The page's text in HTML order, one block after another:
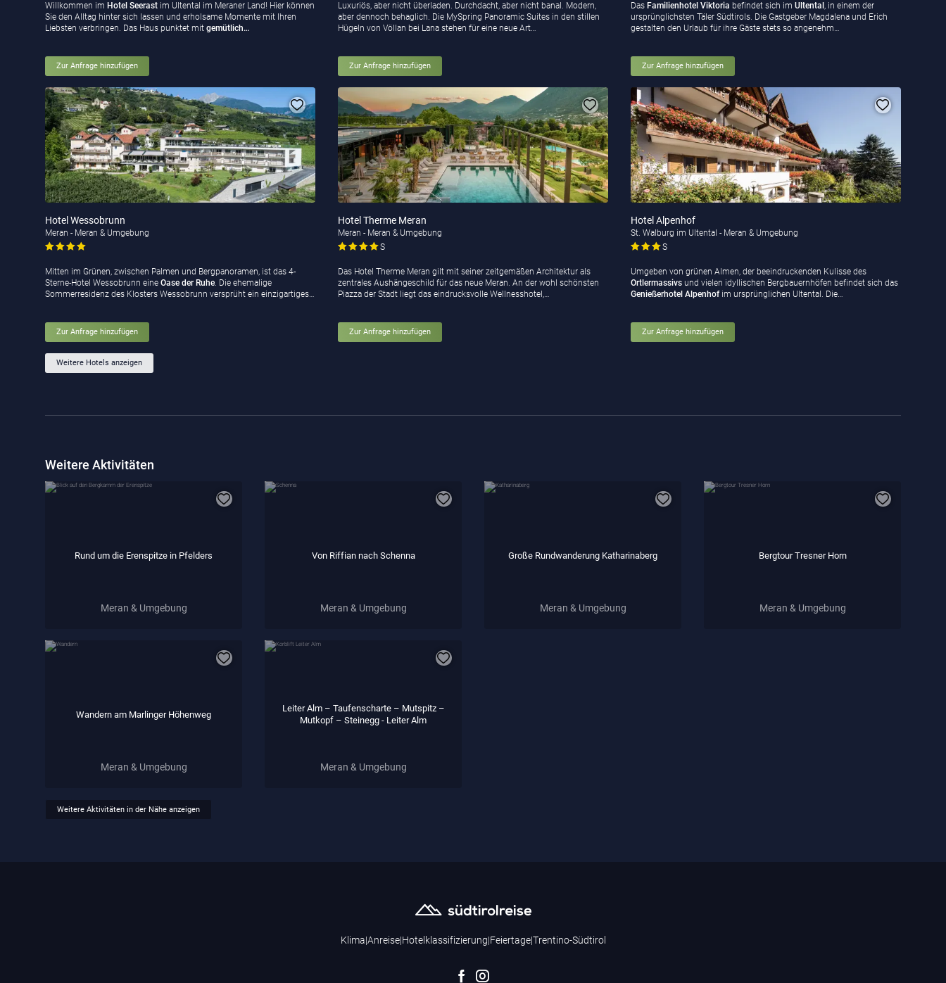
Willkommen im Hotel Seerast im Ultental im Meraner Land! Hier können
Sie den Alltag hinter sich lassen und erholsame Momente mit Ihren
Liebsten verbringen. Das Haus punktet mit gemütlich…
Zur Anfrage hinzufügen
Luxuriös, aber nicht überladen. Durchdacht, aber nicht banal. Modern,
aber dennoch behaglich. Die MySpring Panoramic Suites in den stillen
Hügeln von Völlan bei Lana stehen für eine neue Art…
Zur Anfrage hinzufügen
Das Familienhotel Viktoria befindet sich im Ultental , in einem der
ursprünglichsten Täler Südtirols. Die Gastgeber Magdalena und Erich
gestalten den Urlaub für ihre Gäste stets so angenehm…
Zur Anfrage hinzufügen
Hotel Wessobrunn
Meran - Meran & Umgebung
Mitten im Grünen, zwischen Palmen und Bergpanoramen, ist das 4-
Sterne-Hotel Wessobrunn eine Oase der Ruhe. Die ehemalige
Sommerresidenz des Klosters Wessobrunn versprüht ein einzigartiges…
Zur Anfrage hinzufügen
Hotel Therme Meran
Meran - Meran & Umgebung
S
Das Hotel Therme Meran gilt mit seiner zeitgemäßen Architektur als
zentrales Aushängeschild für das neue Meran. An der wohl schönsten
Piazza der Stadt liegt das eindrucksvolle Wellnesshotel,…
Zur Anfrage hinzufügen
Hotel Alpenhof
St. Walburg im Ultental - Meran & Umgebung
S
Umgeben von grünen Almen, der beeindruckenden Kulisse des
Ortlermassivs und vielen idyllischen Bergbauernhöfen befindet sich das
Genießerhotel Alpenhof im ursprünglichen Ultental. Die…
Zur Anfrage hinzufügen
Weitere Hotels anzeigen
Weitere Aktivitäten
Rund um die Erenspitze in Pfelders
Meran & Umgebung
Von Riffian nach Schenna
Meran & Umgebung
Große Rundwanderung Katharinaberg
Meran & Umgebung
Bergtour Tresner Horn
Meran & Umgebung
Wandern am Marlinger Höhenweg
Meran & Umgebung
Leiter Alm – Taufenscharte – Mutspitz –
Mutkopf – Steinegg - Leiter Alm
Meran & Umgebung
Weitere Aktivitäten in der Nähe anzeigen
Klima|Anreise|Hotelklassifizierung|Feiertage|Trentino-Südtirol